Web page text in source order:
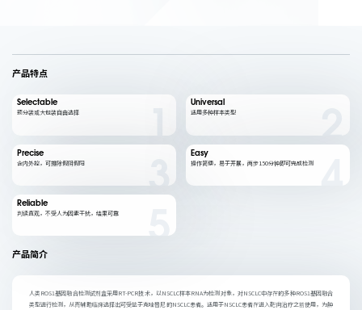
产品特点
Selectable
预分装或大包装自由选择
1
Universal
适用多种样本类型
2
Precise
含内外控，可排除假阴假阳
3
Easy
操作简便，易于开展，两步150分钟即可完成检测
4
Reliable
判读直观，不受人为因素干扰，结果可靠
5
产品简介
人类ROS1基因融合检测试剂盒采用RT-PCR技术，以NSCLC样本RNA为检测对象，对NSCLC中存在的多种ROS1基因融合
类型进行检测，从而辅助临床选择出可受益于克唑替尼的NSCLC患者。适用于NSCLC患者在进入靶向治疗之前使用，为肿